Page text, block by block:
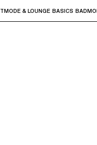
om submenu's te
& LOUNGE BASICS